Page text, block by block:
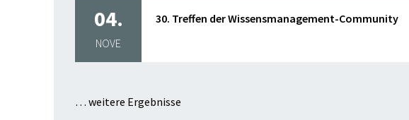
04.
NOVE
30. Treffen der Wissensmanagement-Community
… weitere Ergebnisse